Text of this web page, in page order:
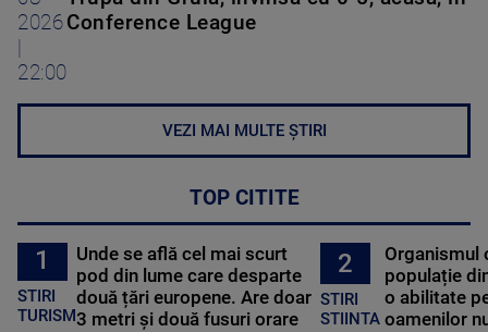
2026
22:00
Conference League
VEZI MAI MULTE ȘTIRI
TOP CITITE
1
STIRI
TURISM
Unde se află cel mai scurt
pod din lume care desparte
două țări europene. Are doar
3 metri și două fusuri orare
2
STIRI
STIINTA
Organismul
populație
o abilitate
oamenilor